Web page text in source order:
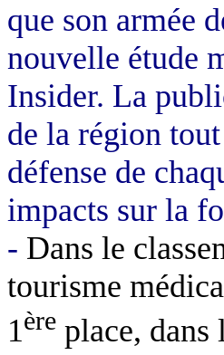
que son armée
nouvelle étude
Insider. La
de la région
défense de
impacts sur la
- Dans le
tourisme
1ère place,